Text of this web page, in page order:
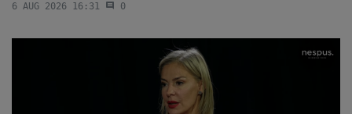
6 AUG 2026 16:31 0